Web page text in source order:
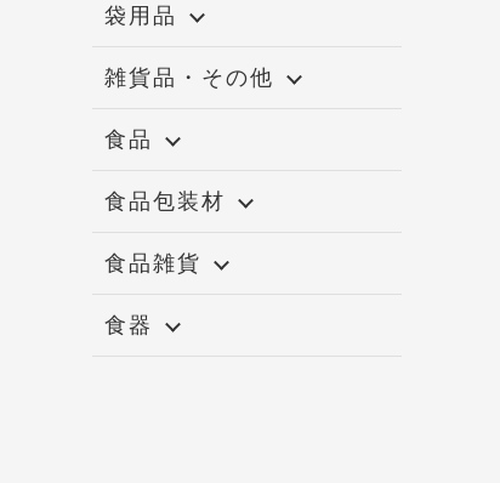
袋用品
雑貨品・その他
食品
食品包装材
食品雑貨
食器